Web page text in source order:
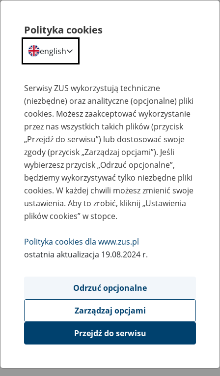
Słownik
Glossary
Program rehabilitacji
leczniczej
Polityka cookies
english
Serwisy ZUS wykorzystują techniczne
(niezbędne) oraz analityczne (opcjonalne) pliki
cookies. Możesz zaakceptować wykorzystanie
przez nas wszystkich takich plików (przycisk
„Przejdź do serwisu”) lub dostosować swoje
zgody (przycisk „Zarządzaj opcjami”). Jeśli
wybierzesz przycisk „Odrzuć opcjonalne”,
będziemy wykorzystywać tylko niezbędne pliki
cookies. W każdej chwili możesz zmienić swoje
ustawienia. Aby to zrobić, kliknij „Ustawienia
plików cookies” w stopce.
Polityka cookies dla www.zus.pl
ostatnia aktualizacja 19.08.2024 r.
Odrzuć opcjonalne
Zarządzaj opcjami
Przejdź do serwisu